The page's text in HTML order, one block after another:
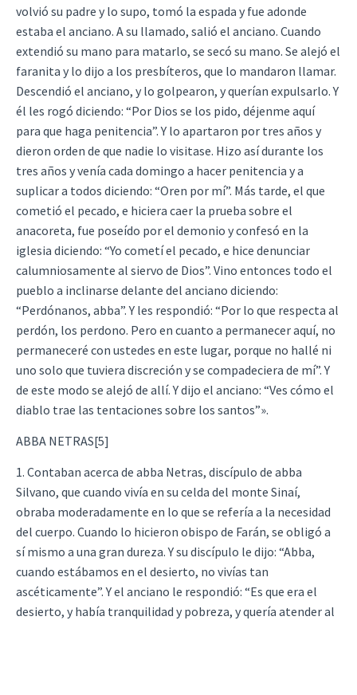
volvió su padre y lo supo, tomó la espada y fue adonde
estaba el anciano. A su llamado, salió el anciano. Cuando
extendió su mano para matarlo, se secó su mano. Se alejó el
faranita y lo dijo a los presbíteros, que lo mandaron llamar.
Descendió el anciano, y lo golpearon, y querían expulsarlo. Y
él les rogó diciendo: “Por Dios se los pido, déjenme aquí
para que haga penitencia”. Y lo apartaron por tres años y
dieron orden de que nadie lo visitase. Hizo así durante los
tres años y venía cada domingo a hacer penitencia y a
suplicar a todos diciendo: “Oren por mí”. Más tarde, el que
cometió el pecado, e hiciera caer la prueba sobre el
anacoreta, fue poseído por el demonio y confesó en la
iglesia diciendo: “Yo cometí el pecado, e hice denunciar
calumniosamente al siervo de Dios”. Vino entonces todo el
pueblo a inclinarse delante del anciano diciendo:
“Perdónanos, abba”. Y les respondió: “Por lo que respecta al
perdón, los perdono. Pero en cuanto a permanecer aquí, no
permaneceré con ustedes en este lugar, porque no hallé ni
uno solo que tuviera discreción y se compadeciera de mí”. Y
de este modo se alejó de allí. Y dijo el anciano: “Ves cómo el
diablo trae las tentaciones sobre los santos”».
ABBA NETRAS[5]
1. Contaban acerca de abba Netras, discípulo de abba
Silvano, que cuando vivía en su celda del monte Sinaí,
obraba moderadamente en lo que se refería a la necesidad
del cuerpo. Cuando lo hicieron obispo de Farán, se obligó a
sí mismo a una gran dureza. Y su discípulo le dijo: “Abba,
cuando estábamos en el desierto, no vivías tan
ascéticamente”. Y el anciano le respondió: “Es que era el
desierto, y había tranquilidad y pobreza, y quería atender al